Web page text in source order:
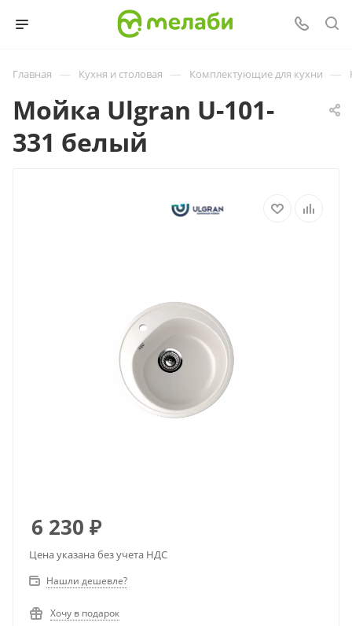
Главная — Кухня и столовая — Комплектующие для кухни —
Мойка Ulgran U-101-
331 белый
6 230 ₽
Цена указана без учета НДС
Нашли дешевле?
Хочу в подарок